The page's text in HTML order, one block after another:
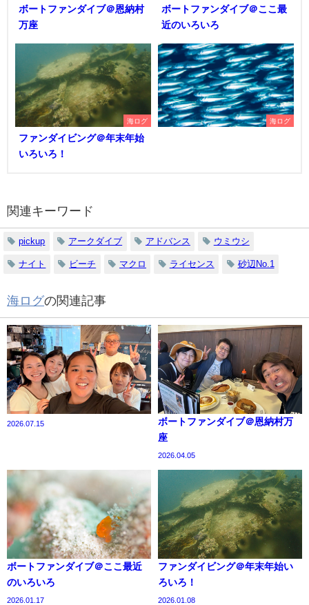
ボートファンダイブ＠恩納村
万座
ボートファンダイブ＠ここ最
近のいろいろ
海ログ
ファンダイビング＠年末年始
いろいろ！
海ログ
関連キーワード
pickup アークダイブ アドバンス ウミウシ
ナイト ビーチ マクロ ライセンス 砂辺No.1
海ログの関連記事
2026.07.15
ボートファンダイブ＠恩納村万
座
2026.04.05
ボートファンダイブ＠ここ最近
のいろいろ
2026.01.17
ファンダイビング＠年末年始い
ろいろ！
2026.01.08